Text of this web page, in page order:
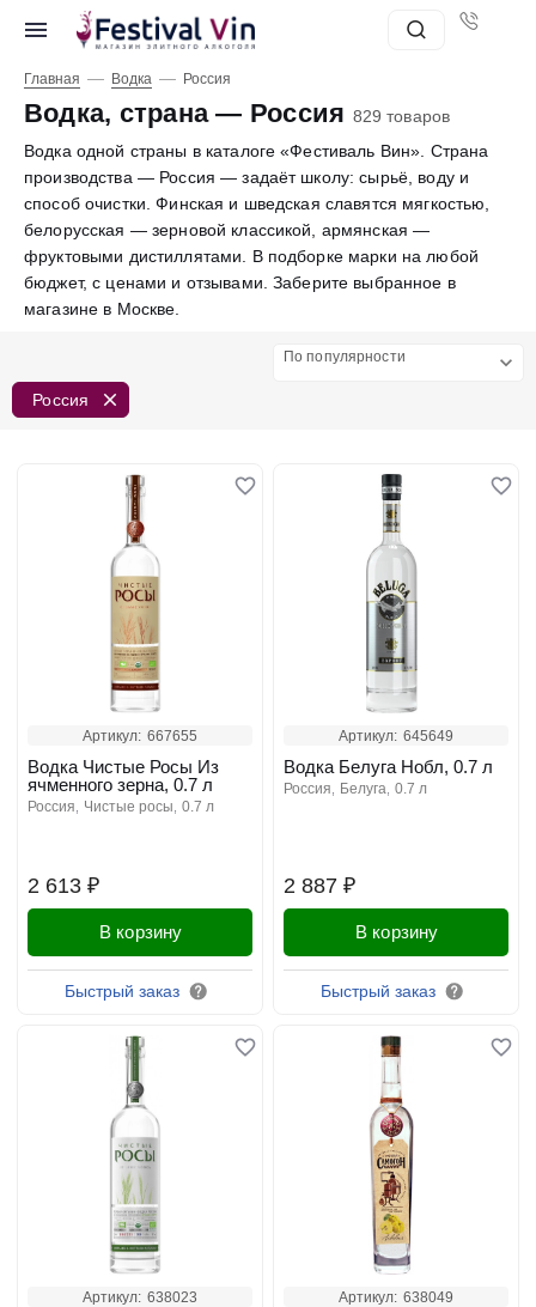
Главная — Водка — Россия
Водка, страна — Россия 829 товаров
Водка одной страны в каталоге «Фестиваль Вин». Страна
производства — Россия — задаёт школу: сырьё, воду и
способ очистки. Финская и шведская славятся мягкостью,
белорусская — зерновой классикой, армянская —
фруктовыми дистиллятами. В подборке марки на любой
бюджет, с ценами и отзывами. Заберите выбранное в
магазине в Москве.
По популярности
Россия
Артикул: 667655
2 613 ₽
Водка Чистые Росы Из
ячменного зерна, 0.7 л
россия чистые росы 0.7 л
В корзину
Быстрый заказ
Артикул: 645649
2 887 ₽
Водка Белуга Нобл, 0.7 л
россия белуга 0.7 л
В корзину
Быстрый заказ
Артикул: 638023 Артикул: 638049